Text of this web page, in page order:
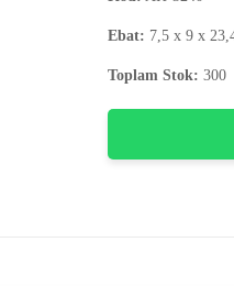
Ebat: 7,5 x 9 x
Toplam Stok: 300